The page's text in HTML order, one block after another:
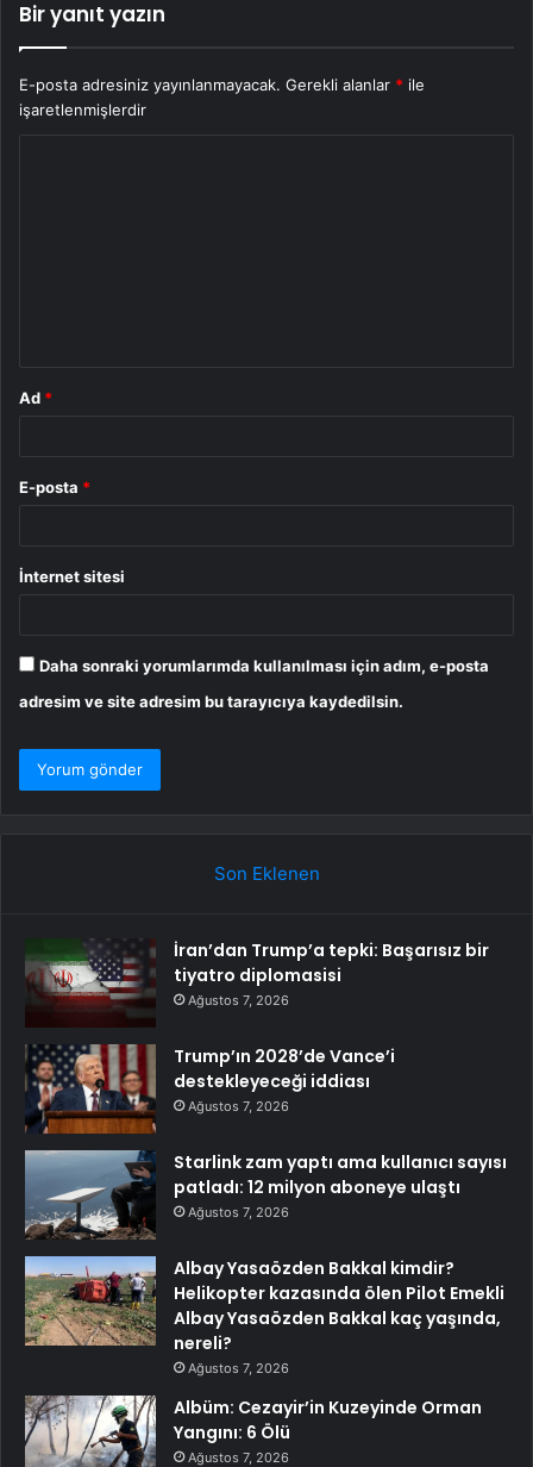
Bir yanıt yazın
E-posta adresiniz yayınlanmayacak. Gerekli alanlar * ile
işaretlenmişlerdir
Ad *
E-posta *
İnternet sitesi
Daha sonraki yorumlarımda kullanılması için adım, e-posta
adresim ve site adresim bu tarayıcıya kaydedilsin.
Son Eklenen
İran’dan Trump’a tepki: Başarısız bir
tiyatro diplomasisi
Ağustos 7, 2026
Trump’ın 2028’de Vance’i
destekleyeceği iddiası
Ağustos 7, 2026
Starlink zam yaptı ama kullanıcı sayısı
patladı: 12 milyon aboneye ulaştı
Ağustos 7, 2026
Albay Yasaözden Bakkal kimdir?
Helikopter kazasında ölen Pilot Emekli
Albay Yasaözden Bakkal kaç yaşında,
nereli?
Ağustos 7, 2026
Albüm: Cezayir’in Kuzeyinde Orman
Yangını: 6 Ölü
Ağustos 7, 2026